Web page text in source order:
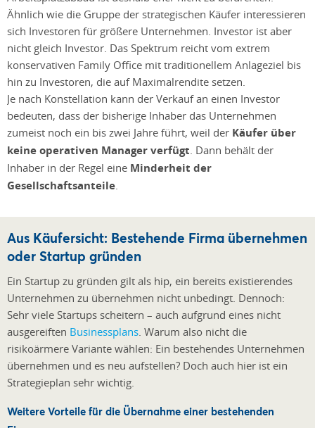
Ähnlich wie die Gruppe der strategischen Käufer interessieren
sich Investoren für größere Unternehmen. Investor ist aber
nicht gleich Investor. Das Spektrum reicht vom extrem
konservativen Family Office mit traditionellem Anlageziel bis
hin zu Investoren, die auf Maximalrendite setzen.
Je nach Konstellation kann der Verkauf an einen Investor
bedeuten, dass der bisherige Inhaber das Unternehmen
zumeist noch ein bis zwei Jahre führt, weil der Käufer über
keine operativen Manager verfügt . Dann behält der
Inhaber in der Regel eine Minderheit der
Gesellschaftsanteile
Aus Käufersicht: Bestehende Firma übernehmen
oder Startup gründen
Ein Startup zu gründen gilt als hip, ein bereits existierendes
Unternehmen zu übernehmen nicht unbedingt. Dennoch:
Sehr viele Startups scheitern – auch aufgrund eines nicht
ausgereiften Businessplans. Warum also nicht die
risikoärmere Variante wählen: Ein bestehendes Unternehmen
übernehmen und es neu aufstellen? Doch auch hier ist ein
Strategieplan sehr wichtig.
Weitere Vorteile für die Übernahme einer bestehenden